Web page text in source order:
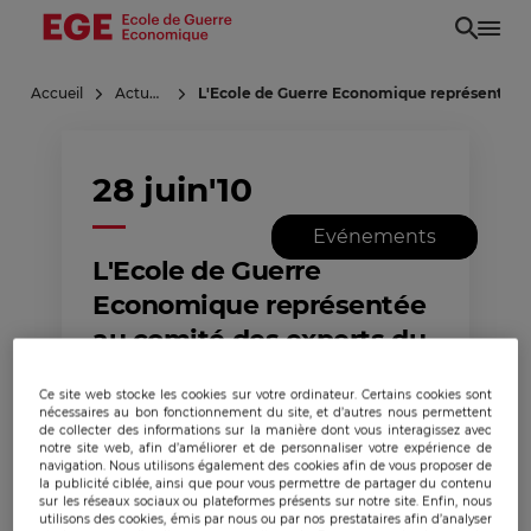
Aller
principal
Accueil Actualités L'Ecole de Guerre Economique représentée
28 juin'10
L'Ecole de Guerre
Economique représentée
au comité des experts du
Evénements
Ce site web stocke les cookies sur votre ordinateur. Certains cookies sont
nécessaires au bon fonctionnement du site, et d’autres nous permettent
de collecter des informations sur la manière dont vous interagissez avec
notre site web, afin d’améliorer et de personnaliser votre expérience de
navigation. Nous utilisons également des cookies afin de vous proposer de
la publicité ciblée, ainsi que pour vous permettre de partager du contenu
sur les réseaux sociaux ou plateformes présents sur notre site. Enfin, nous
utilisons des cookies, émis par nous ou par nos prestataires afin d’analyser